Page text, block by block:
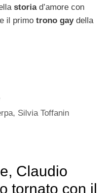
storiad’amore con
il primo trono gaydella
, Silvia Toffanin
Claudio
tornato con il